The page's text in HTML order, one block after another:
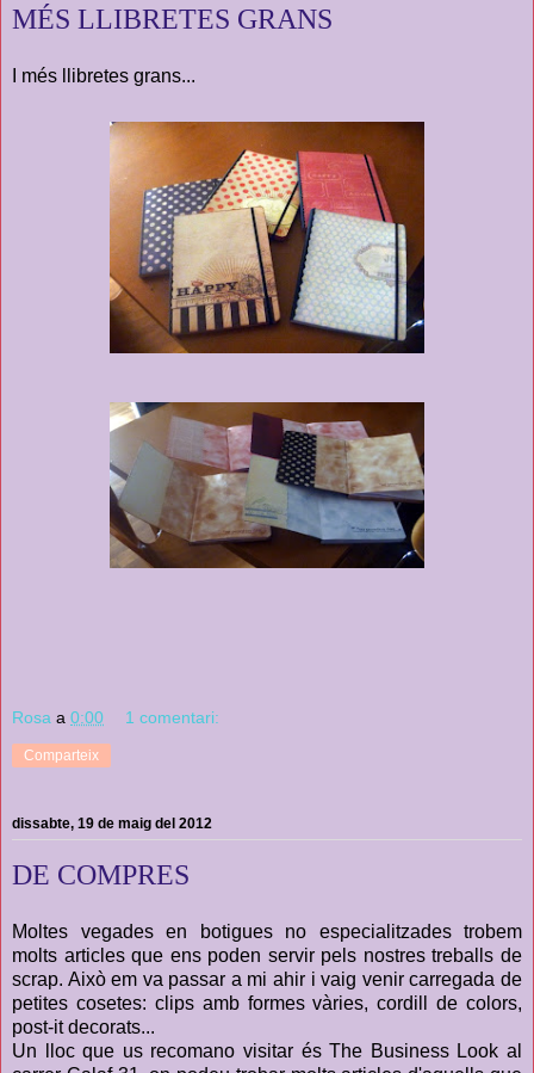
MÉS LLIBRETES GRANS
I més llibretes grans...
Rosa a 0:00 1 comentari:
Comparteix
dissabte, 19 de maig del 2012
DE COMPRES
Moltes vegades en botigues no especialitzades trobem
molts articles que ens poden servir pels nostres treballs de
scrap. Això em va passar a mi ahir i vaig venir carregada de
petites cosetes: clips amb formes vàries, cordill de colors,
post-it decorats...
Un lloc que us recomano visitar és The Business Look al